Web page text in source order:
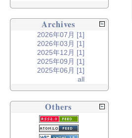
Archives
2026年07月 [1]
2026年03月 [1]
2025年12月 [1]
2025年09月 [1]
2025年06月 [1]
all
Others